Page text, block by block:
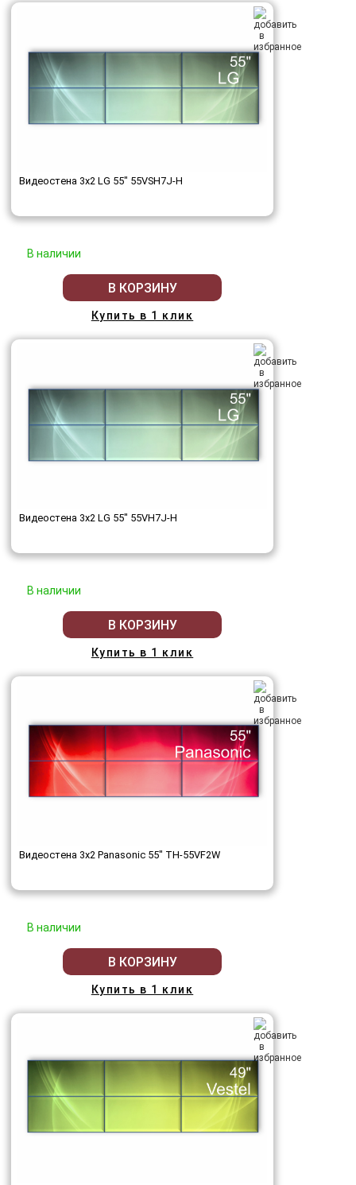
Видеостена 3x2 LG 55" 55VSH7J-H
В наличии
В КОРЗИНУ
Купить в 1 клик
Видеостена 3x2 LG 55" 55VH7J-H
В наличии
В КОРЗИНУ
Купить в 1 клик
Видеостена 3x2 Panasonic 55" TH-55VF2W
В наличии
В КОРЗИНУ
Купить в 1 клик